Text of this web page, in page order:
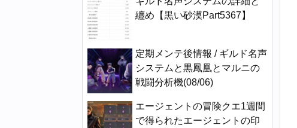
纏め【黒い砂漠Part5367】
定期メンテ後情報 / ギルド名声
システムと黒鳳凰とマルニの
戦闘分析機(08/06)
エージェントの冒険クエ1週間
で得られたエージェントの印